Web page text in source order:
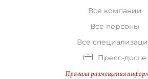
Все компании
Все персоны
Все
Пресс-досье
Правила размещения